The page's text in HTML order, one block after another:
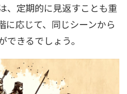
、定期的に見返すことも重
に応じて、同じシーンから
きるでしょう。